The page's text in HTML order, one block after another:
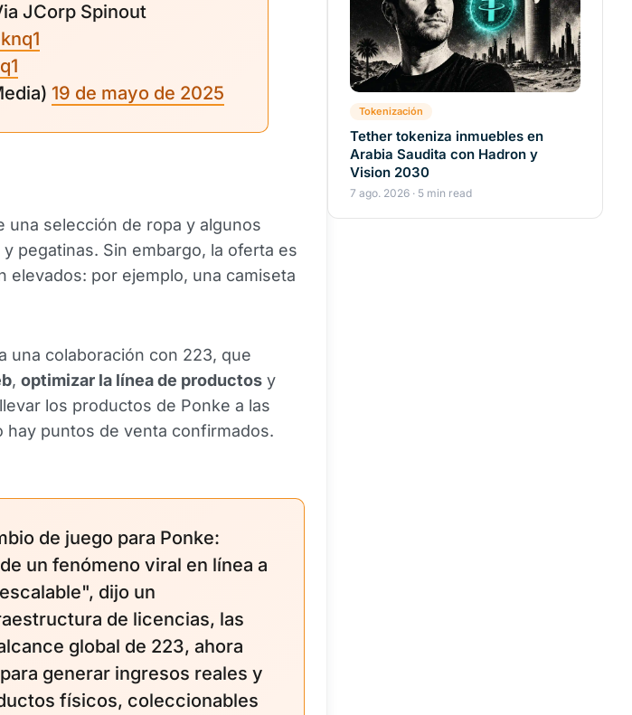
JCorp Spinout
19 de mayo de 2025
una selección de ropa y algunos
pegatinas. Sin embargo, la oferta es
elevados: por ejemplo, una camiseta
una colaboración con 223, que
, optimizar la línea de productos y
los productos de Ponke a las
puntos de venta confirmados.
de juego para Ponke:
un fenómeno viral en línea a
dijo un
de licencias, las
global de 223, ahora
generar ingresos reales y
físicos, coleccionables
Tokenización
Tether tokeniza inmuebles en
Arabia Saudita con Hadron y
Vision 2030
7 ago. 2026 · 5 min read